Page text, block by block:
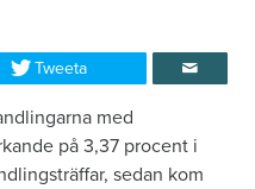
Tweeta
med
på 3,37 procent i
sedan kom